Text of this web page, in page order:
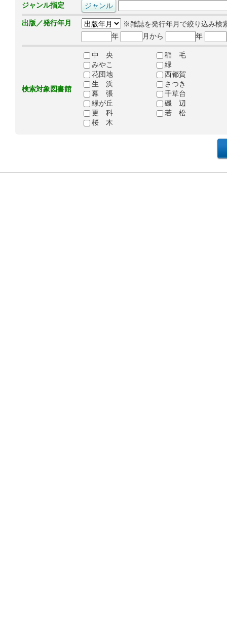
ジャンル指定
出版／発行年月
※雑誌を発行年月で絞り込み検
年
月から 年
検索対象図書館
中 央
稲 毛
みやこ
緑
花団地
西都賀
生 浜
さつき
幕 張
千草台
緑が丘
磯 辺
更 科
若 松
桜 木